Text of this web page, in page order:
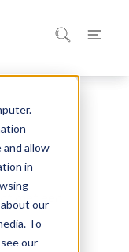
allow
in
our
To
our
met een